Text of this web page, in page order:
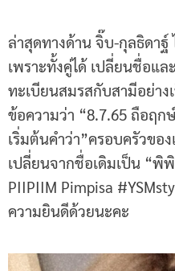
ล่าสุดทางด้าน จิ๊บ-กุลธิดาฐ์
เพราะทั้งคู่ได้ เปลี่ยนชื่อแ
ทะเบียนสมรสกับสามีอย่าง
ข้อความว่า “8.7.65 ถือฤ
เริ่มต้นคำว่า”ครอบครัวขอ
เปลี่ยนจากชื่อเดิมเป็น “
PIIPIIM Pimpisa
ความยินดีด้วยนะคะ